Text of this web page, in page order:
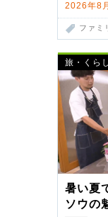
2026年8
ファミ
旅・くらし
暑い夏
ソウの